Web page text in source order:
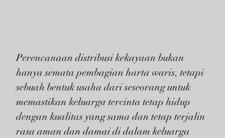
Perencanaan distribusi kekayaan bukan
hanya semata pembagian harta waris, tetapi
sebuah bentuk usaha dari seseorang untuk
memastikan keluarga tercinta tetap hidup
dengan kualitas yang sama dan tetap terjalin
rasa aman dan damai di dalam keluarga